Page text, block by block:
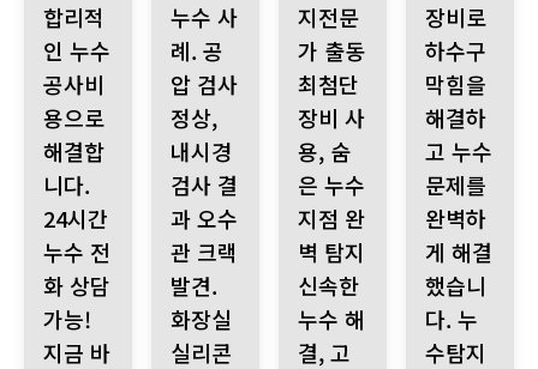
합리적
인 누수
공사비
용으로
해결합
니다.
24시간
누수 전
화 상담
가능!
지금 바
누수 사
례. 공
압 검사
정상,
내시경
검사 결
과 오수
관 크랙
발견.
화장실
실리콘
지전문
가 출동
최첨단
장비 사
용, 숨
은 누수
지점 완
벽 탐지
신속한
누수 해
결, 고
장비로
하수구
막힘을
해결하
고 누수
문제를
완벽하
게 해결
했습니
다. 누
수탐지